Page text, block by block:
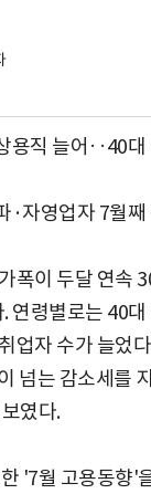
용직 늘어‥40대
·자영업자 7월째
폭이 두달 연속
연령별로는 40
업자 수가 늘었
넘는 감소세를
였다.
'7월 고용동향'